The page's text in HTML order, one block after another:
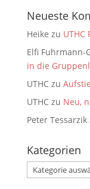
Neueste
Heike zu UTHC
Elfi Fuhrmann-
in die
UTHCzu
UTHCzu Neu,
Peter Tessarzik
Kategorien
Kategorien